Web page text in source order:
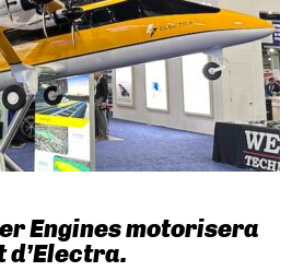
Engines motorisera
d’Electra.